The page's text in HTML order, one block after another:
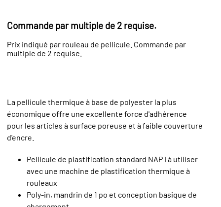
Commande par multiple de 2 requise.
Prix indiqué par rouleau de pellicule. Commande par
multiple de 2 requise.
La pellicule thermique à base de polyester la plus
économique offre une excellente force d'adhérence
pour les articles à surface poreuse et à faible couverture
d'encre.
Pellicule de plastification standard NAP I à utiliser
avec une machine de plastification thermique à
rouleaux
Poly-in, mandrin de 1 po et conception basique de